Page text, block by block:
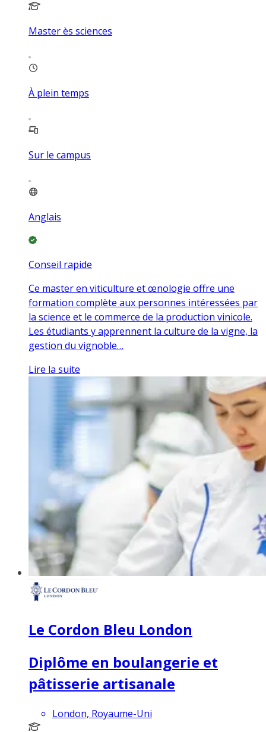
Master ès sciences
À plein temps
Sur le campus
Anglais
Conseil rapide
Ce master en viticulture et œnologie offre une
formation complète aux personnes intéressées par
la science et le commerce de la production vinicole.
Les étudiants y apprennent la culture de la vigne, la
gestion du vignoble…
Lire la suite
Le Cordon Bleu London
Diplôme en boulangerie et
pâtisserie artisanale
London, Royaume-Uni